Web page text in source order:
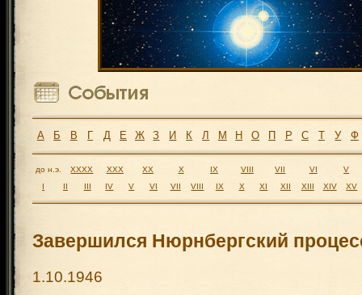
А Б В Г Д Е Ж З И К Л М Н О П Р С Т У Ф
до н.э. XXXX XXX XX X IX VIII VII VI
V
I
II III IV V VI VII VIII IX X XI XII XIII XIV XV
Завершился Нюрнбергский
1.10.1946